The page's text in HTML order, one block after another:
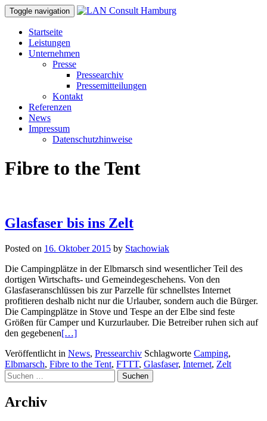
Toggle navigation
Startseite
Leistungen
Unternehmen
Presse
Pressearchiv
Pressemitteilungen
Kontakt
Referenzen
News
Impressum
Datenschutzhinweise
Fibre to the Tent
Glasfaser bis ins Zelt
Posted on 16. Oktober 2015 by Stachowiak
Die Campingplätze in der Elbmarsch sind wesentlicher Teil des
dortigen Wirtschafts- und Gemeindegeschehens. Von den
Glasfaseranschlüssen bis zur Parzelle für schnellstes Internet
profitieren deshalb nicht nur die Urlauber, sondern auch die Bürger.
Die Campingplätze in Stove und Tespe an der Elbe sind feste
Größen für Camper und Kurzurlauber. Die Betreiber ruhen sich auf
den gegebenen[…]
Veröffentlicht in News, Pressearchiv Schlagworte Camping,
Elbmarsch, Fibre to the Tent, FTTT, Glasfaser, Internet, Zelt
Posts
navigation
Suchen
nach:
Archiv